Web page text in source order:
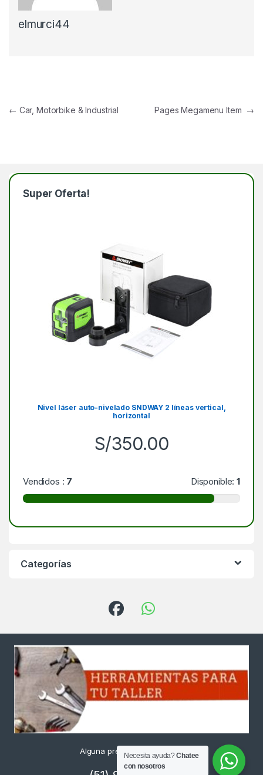
elmurci44
Navegación de entradas
← Car, Motorbike & Industrial Pages Megamenu Item →
Super Oferta!
Nivel láser auto-nivelado SNDWAY 2 líneas vertical,
horizontal
S/350.00
Vendidos : 7 Disponible:1
Categorías
Alguna pregunta ? Llámanos
Necesita ayuda?Chatee
con nosotros